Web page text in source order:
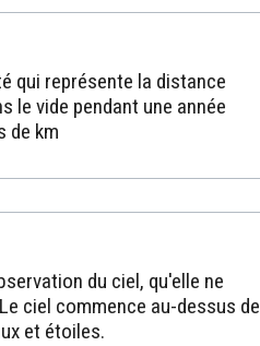
qui représente la distance
le vide pendant une année
de km
du ciel, qu'elle ne
ciel commence au-dessus de
et étoiles.